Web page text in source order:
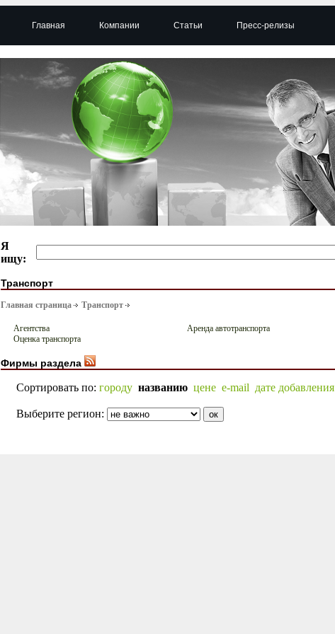
Главная Компании Статьи Пресс-релизы
Я
ищу:
Транспорт
Главная страница Транспорт
Агентства Аренда автотранспорта
Оценка транспорта
Фирмы раздела
Сортировать по: городу названию цене e-mail дате добавления
Выберите регион: